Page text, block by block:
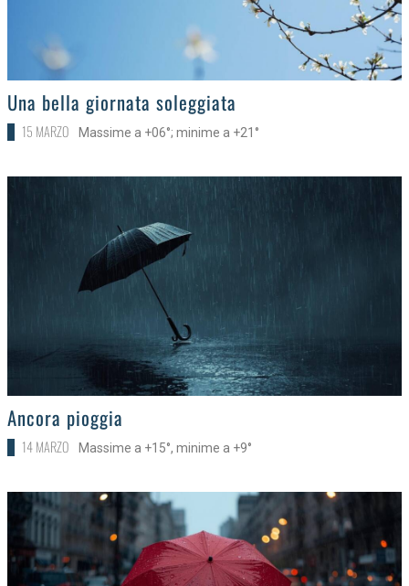
>Una bella giornata soleggiata
15 MARZO Massime a +06°; minime a +21°
>
Ancora pioggia
14 MARZO Massime a +15°, minime a +9°